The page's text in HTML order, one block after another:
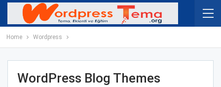
Home Wordpress
WordPress Blog Themes